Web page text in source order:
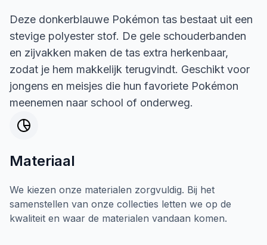
Deze donkerblauwe Pokémon tas bestaat uit een
stevige polyester stof. De gele schouderbanden
en zijvakken maken de tas extra herkenbaar,
zodat je hem makkelijk terugvindt. Geschikt voor
jongens en meisjes die hun favoriete Pokémon
meenemen naar school of onderweg.
Materiaal
We kiezen onze materialen zorgvuldig. Bij het
samenstellen van onze collecties letten we op de
kwaliteit en waar de materialen vandaan komen.